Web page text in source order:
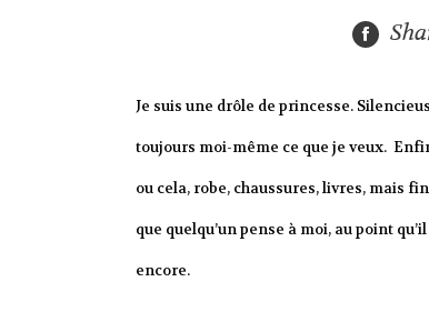
Je suis une drôle de princesse.
toujours moi-même ce que je veux.
ou cela, robe, chaussures, livres, mais
que quelqu’un pense à moi, au point
encore.